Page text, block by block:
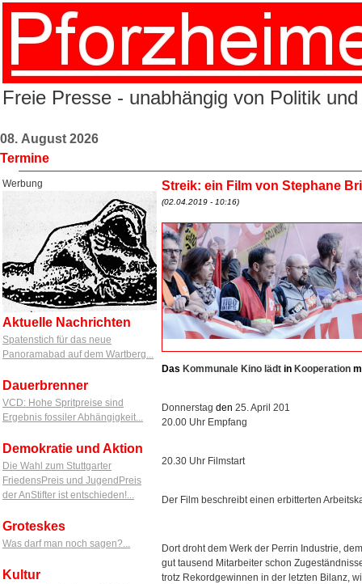
Freie Presse - unabhängig von Politik
08. August 2026
Termine
Werbung
Aktuelle Nachrichten
Spatenstich für das neue
Panoramabad auf dem Wartberg...
Dauerbrenner
VCD: Hohe Spritpreise sind
Ergebnis fossiler Abhängigkeit...
Demokratie und Aktion
Die Wahl zum Stuttgarter
FriedensPreis und JugendPreis
der AnStifter ist entschieden!...
Groteskes
Was darf man noch sagen?...
Kultur
Streik: ein Film von Stephane
(02.04.2019 - 10:16)
Das Kommunale Kino lädt in Kooperation
Donnerstag den 25. April 201
20.00 Uhr Empfang
20.30 Uhr Filmstart
Der Film beschreibt einen erbitterten
Dort droht dem Werk der Perrin Industrie,
gut tausend Mitarbeiter schon
trotz Rekordgewinnen in der letzten Bilanz,